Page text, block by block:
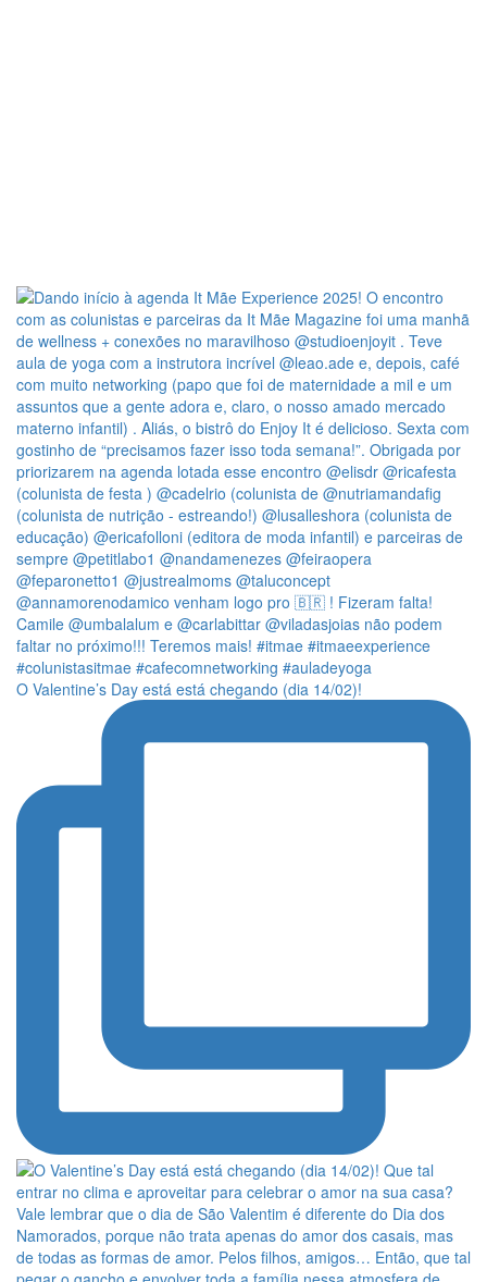
O Valentine’s Day está está chegando (dia 14/02)!